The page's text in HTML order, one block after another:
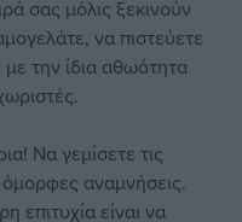
σας μόλις ξεκινούν
να πιστεύετε
την ίδια αθωότητα
Να γεμίσετε τις
όμορφες αναμνήσεις.
επιτυχία είναι να